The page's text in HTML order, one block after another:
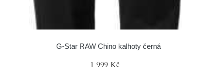
G-Star RAW Chino kalhoty černá
1 999 Kč